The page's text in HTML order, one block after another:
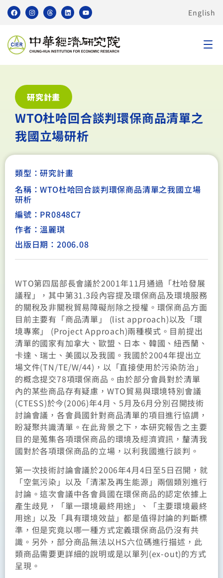
English
研究計畫
WTO杜哈回合談判環保商品清單之
我國立場研析
類型：研究計畫
名稱：WTO杜哈回合談判環保商品清單之我國立場
研析
編號：PR0848C7
作者：溫麗琪
出版日期：2006.08
WTO第四屆部長會議於2001年11月通過「杜哈發展
議程」，其中第31.3段內容提及環保商品及環境服務
的關稅及非關稅貿易障礙削除之授權。環保商品方面
目前主要有「商品清單」 (list approach)以及「環
境專案」 (Project Approach)兩種模式。目前提出
清單的國家有加拿大、歐盟、日本、韓國、紐西蘭、
卡達、瑞士、美國以及我國。我國於2004年提出立
場文件(TN/TE/W/44)，以「直接使用於污染防治」
的概念提交78項環保商品。由於部分會員對於清單
內的某些商品存有疑慮，WTO貿易與環境特別會議
(CTESS)於今(2006)年4月、5月及6月分別召開技術
討論會議，各會員國針對商品清單的項目進行協調，
盼凝聚共識清單。在此背景之下，本研究報告之主要
目的是蒐集各項環保商品的環境及經濟資訊，釐清我
國對於各項環保商品的立場，以利我國進行談判。
第一次技術討論會議於2006年4月4日至5日召開，就
「空氣污染」以及「清潔及再生能源」兩個類別進行
討論。這次會議中各會員國在環保商品的認定依據上
產生歧見，「單一環境最終用途」、「主要環境最終
用途」以及「具有環境效益」都是值得討論的判斷標
準，但是究竟以哪一種方式定義環保商品仍沒有共
識。另外，部分商品無法以HS六位碼進行描述，此
類商品需要更詳細的說明或是以單列(ex-out)的方式
呈現。